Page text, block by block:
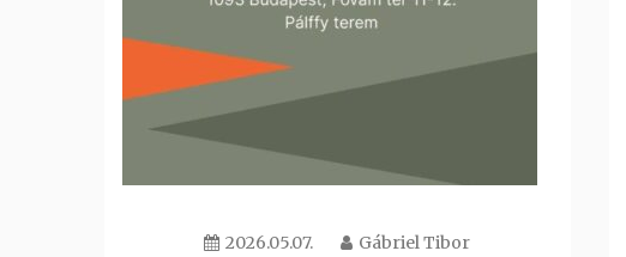
2026.05.07. Gábriel Tibor